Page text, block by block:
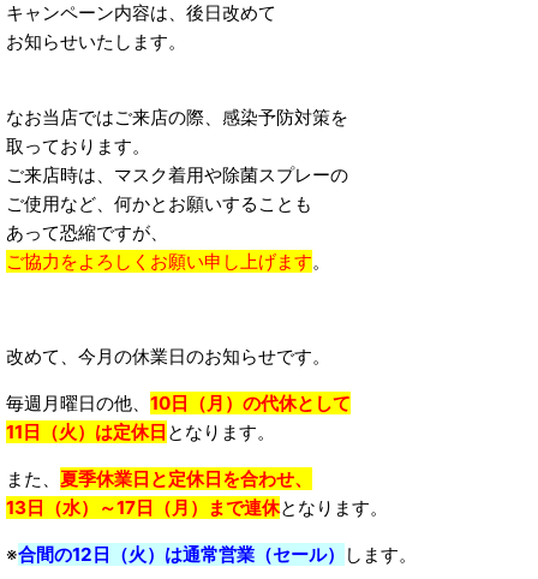
キャンペーン内容は、後日改めて
お知らせいたします。
なお当店ではご来店の際、感染予防対策を
取っております。
ご来店時は、マスク着用や除菌スプレーの
ご使用など、何かとお願いすることも
あって恐縮ですが、
ご協力をよろしくお願い申し上げます。
改めて、今月の休業日のお知らせです。
毎週月曜日の他、 10日（月）の代休として
11日（火）は定休日 となります。
また、 夏季休業日と定休日を合わせ、
13日（水）～17日（月）まで連休となります。
※合間の12日（火）は通常営業（セール） します。